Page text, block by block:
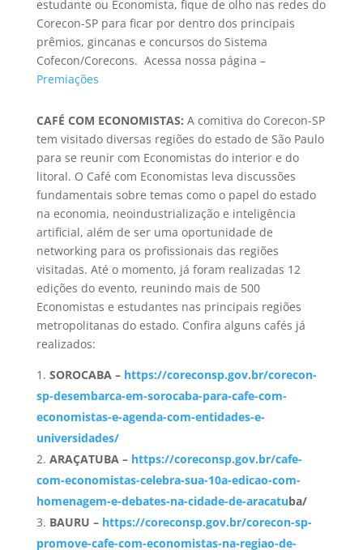
estudante ou Economista, fique de olho nas redes do
Corecon-SP para ficar por dentro dos principais
prêmios, gincanas e concursos do Sistema
Cofecon/Corecons. Acessa nossa página –
Premiações
CAFÉ COM ECONOMISTAS: A comitiva do Corecon-SP
tem visitado diversas regiões do estado de São Paulo
para se reunir com Economistas do interior e do
litoral. O Café com Economistas leva discussões
fundamentais sobre temas como o papel do estado
na economia, neoindustrialização e inteligência
artificial, além de ser uma oportunidade de
networking para os profissionais das regiões
visitadas. Até o momento, já foram realizadas 12
edições do evento, reunindo mais de 500
Economistas e estudantes nas principais regiões
metropolitanas do estado. Confira alguns cafés já
realizados:
SOROCABA – https://coreconsp.gov.br/corecon-
sp-desembarca-em-sorocaba-para-cafe-com-
economistas-e-agenda-com-entidades-e-
universidades/
ARAÇATUBA – https://coreconsp.gov.br/cafe-
com-economistas-celebra-sua-10a-edicao-com-
homenagem-e-debates-na-cidade-de-aracatuba/
BAURU – https://coreconsp.gov.br/corecon-sp-
promove-cafe-com-economistas-na-regiao-de-